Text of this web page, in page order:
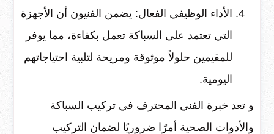
الأداء الوظيفي الفعال: يضمن الفنيون أن الأجهزة
التي تعتمد على السباكة تعمل بكفاءة، مما يوفر
للمقيمين حلولاً موثوقة ومريحة لتلبية احتياجاتهم
اليومية.
و تعد خبرة الفني المحترف في تركيب السباكة
والأدوات الصحية أمرًا ضروريًا لضمان التركيب